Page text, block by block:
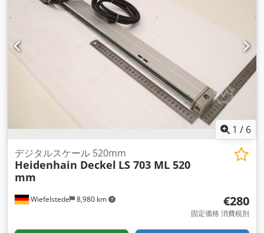
1 / 6
Wiefelstede 8,980 km
デジタルスケール 520mm
Heidenhain Deckel LS 703 ML 520
mm
€280
固定価格 消費税別